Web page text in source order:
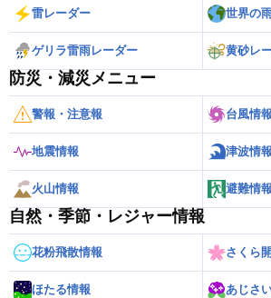
雷レーダー 世界の
ゲリラ雷雨レーダー 黄砂レ
防災・減災メニュー
警報・注意報 台風情報
地震情報 津波情報
火山情報 避難情報
自然・季節・レジャー情報
花粉飛散情報 さくら
ほたる情報 あじさ